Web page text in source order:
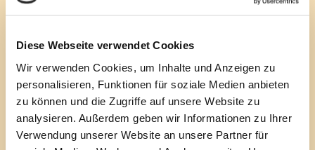
Diese Webseite verwendet Cookies
Wir verwenden Cookies, um Inhalte und Anzeigen zu
personalisieren, Funktionen für soziale Medien anbieten
zu können und die Zugriffe auf unsere Website zu
analysieren. Außerdem geben wir Informationen zu Ihrer
Verwendung unserer Website an unsere Partner für
makers and music shops all over the world) as
The student-model (see photo on the left) is
made from simpler maple and has a reduced
decoration: simple boxwood pegs, less
decorated finger board and tail piece, simple